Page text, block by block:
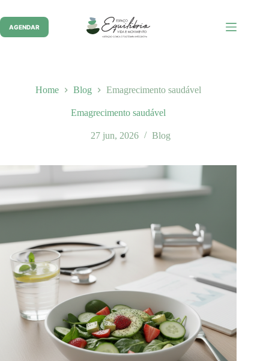
para
conteúdo
AGENDAR
Home Blog Emagrecimento saudável
Emagrecimento saudável
27 jun, 2026 Blog